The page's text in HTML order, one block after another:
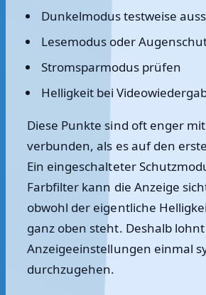
Dunkelmodus testweise
Lesemodus oder
Stromsparmodus prüfen
Helligkeit bei
Diese Punkte sind oft enger
verbunden, als es auf den
Ein eingeschalteter
Farbfilter kann die Anzeige
obwohl der eigentliche
ganz oben steht. Deshalb lohnt
Anzeigeeinstellungen einmal
durchzugehen.